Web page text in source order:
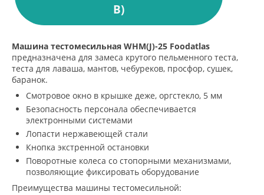
В)
Машина тестомесильная WHM(J)-25 Foodatlas
предназначена для замеса крутого пельменного теста,
теста для лаваша, мантов, чебуреков, просфор, сушек,
баранок.
Смотровое окно в крышке деже, оргстекло, 5 мм
Безопасность персонала обеспечивается
электронными системами
Лопасти нержавеющей стали
Кнопка экстренной остановки
Поворотные колеса со стопорными механизмами,
позволяющие фиксировать оборудование
Преимущества машины тестомесильной: